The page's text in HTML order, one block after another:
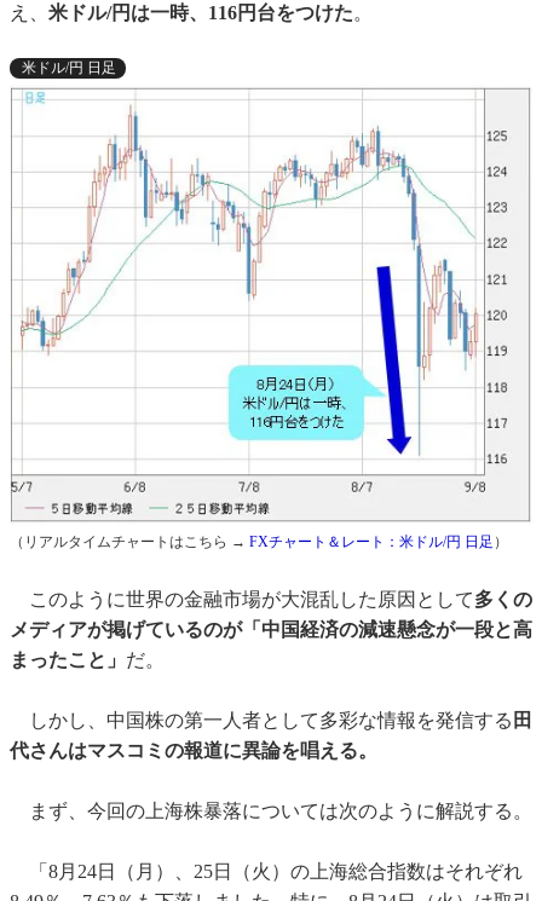
え、 米ドル/円は一時、116円台をつけた。
米ドル/円 日足
（リアルタイムチャートはこちら → FXチャート＆レート：米ドル/円 日足 ）
このように世界の金融市場が大混乱した原因として多くの
メディアが掲げているのが「中国経済の減速懸念が一段と高
まったこと」 だ。
しかし、中国株の第一人者として多彩な情報を発信する 田
代さんはマスコミの報道に異論を唱える。
まず、今回の上海株暴落については次のように解説する。
「8月24日（月）、25日（火）の上海総合指数はそれぞれ